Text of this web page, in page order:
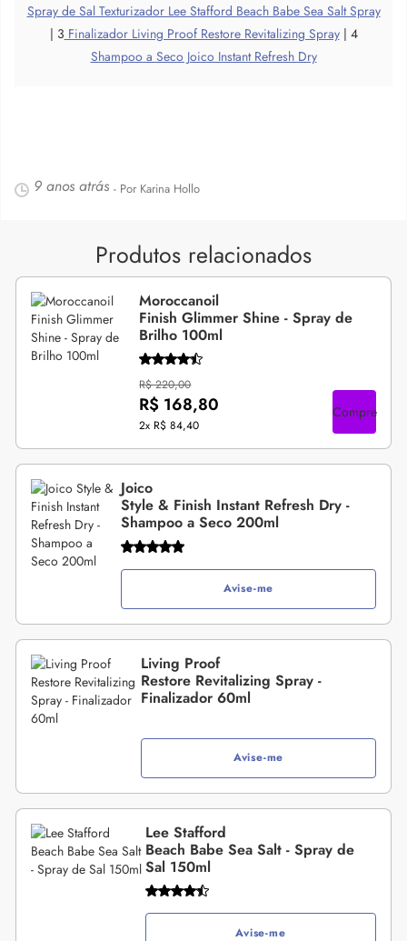
Spray de Sal Texturizador Lee Stafford Beach Babe Sea Salt Spray
| 3 Finalizador Living Proof Restore Revitalizing Spray| 4
Shampoo a Seco Joico Instant Refresh Dry
9 anos atrás - Por Karina Hollo
Produtos relacionados
Moroccanoil
Finish Glimmer Shine - Spray de
Brilho 100ml
R$ 220,00
R$ 168,80
2x R$ 84,40
Compre
Joico
Style & Finish Instant Refresh Dry -
Shampoo a Seco 200ml
Avise-me
Living Proof
Restore Revitalizing Spray -
Finalizador 60ml
Avise-me
Lee Stafford
Beach Babe Sea Salt - Spray de
Sal 150ml
Avise-me